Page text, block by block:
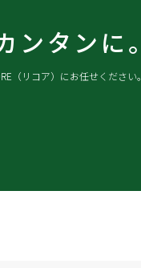
ンタンに。
（リコア）にお任せください。